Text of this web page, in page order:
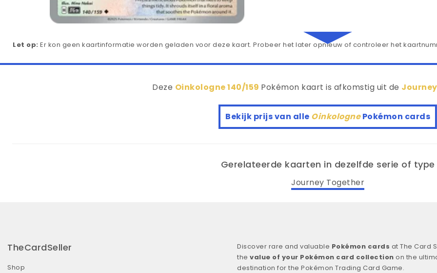
Let op: Er kon geen kaartinformatie worden geladen voor deze kaart. Probeer het later opnieuw of controleer het
Deze Oinkologne 140/159 Pokémon kaart is afkomstig uit de
Bekijk prijs van alle OinkolognePokémon cards
Gerelateerde kaarten in dezelfde serie of type
Journey Together
TheCardSeller
Shop
Discover rare and valuable Pokémon cards at The Card
the value of your Pokémon card collection on the
destination for the Pokémon Trading Card Game.